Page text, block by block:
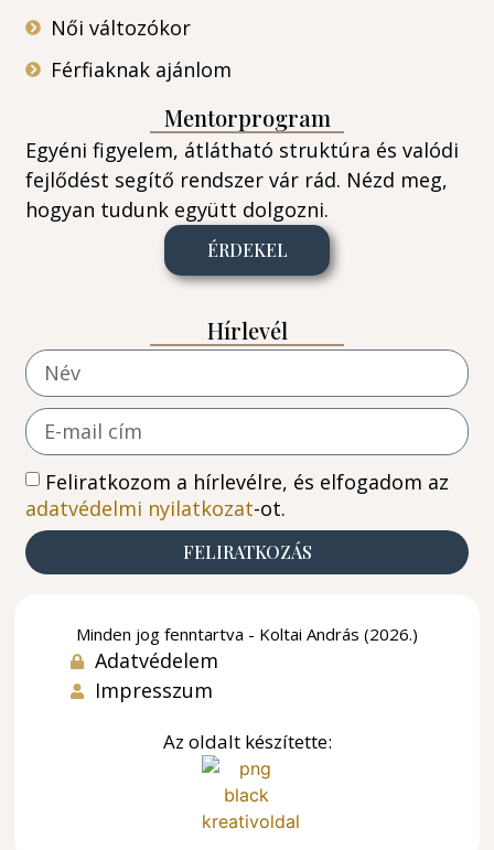
Női változókor
Férfiaknak ajánlom
Mentorprogram
Egyéni figyelem, átlátható struktúra és valódi
fejlődést segítő rendszer vár rád. Nézd meg,
hogyan tudunk együtt dolgozni.
ÉRDEKEL
Hírlevél
Feliratkozom a hírlevélre, és elfogadom az
adatvédelmi nyilatkozat-ot.
FELIRATKOZÁS
Minden jog fenntartva - Koltai András (2026.)
Adatvédelem
Impresszum
Az oldalt készítette: